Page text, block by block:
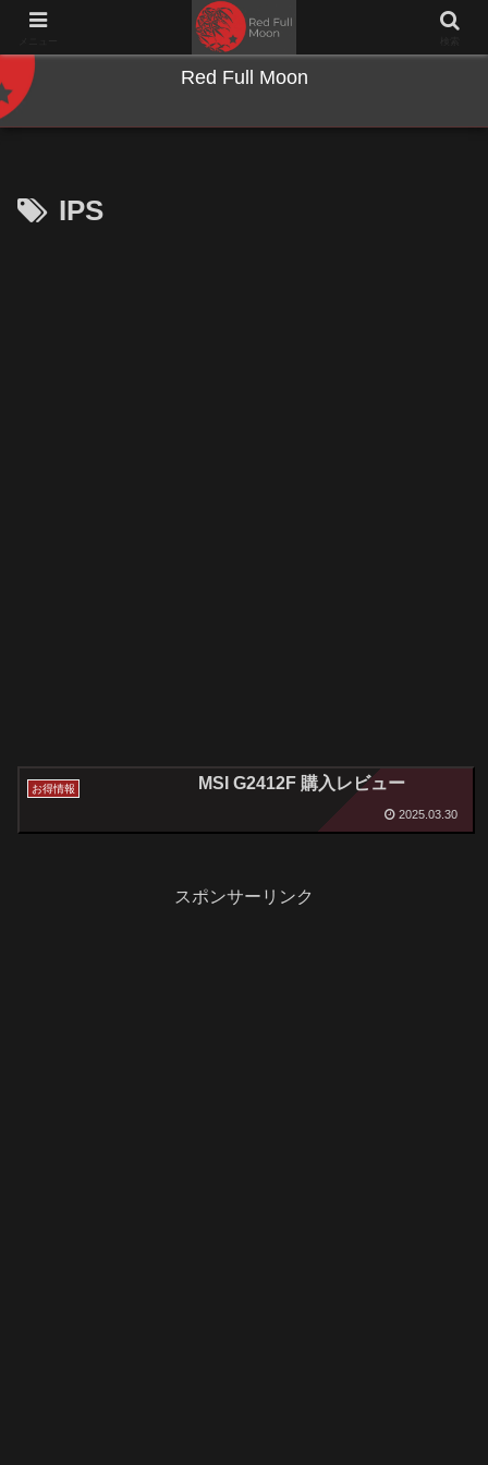
NWとキーボードのジャンク沼に沈む夜
Red Full Moon
IPS
お得情報 MSI G2412F 購入レビュー
2025.03.30
スポンサーリンク